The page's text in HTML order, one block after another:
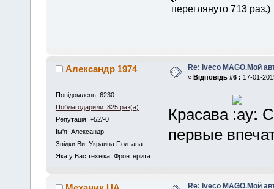
переглянуто 713 раз.)
Александр 1974
Повідомлень: 6230
Поблагодарили: 825 раз(а)
Репутація: +52/-0
Iм'я: Александр
Звідки Ви: Украина Полтава
Яка у Вас техніка: Фронтерита
Re: Iveco MAGO.Мой
« Відповідь #6 : 17-01-
Красава
.
первые
Re: Iveco MAGO.Мой